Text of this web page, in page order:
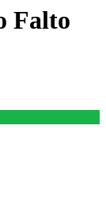
Falto